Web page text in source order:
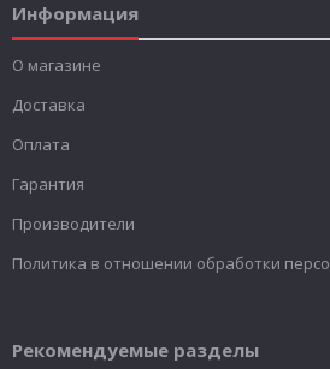
Информация
О магазине
Доставка
Оплата
Гарантия
Производители
Политика в отношении обработки
Рекомендуемые разделы